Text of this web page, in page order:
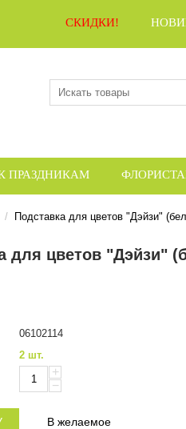
СКИДКИ!
ПРАЗДНИКАМ
/ Подставка для цветов "Дэйзи"
для цветов "Дэйзи"
06102114
2 шт.
+
−
В желаемое